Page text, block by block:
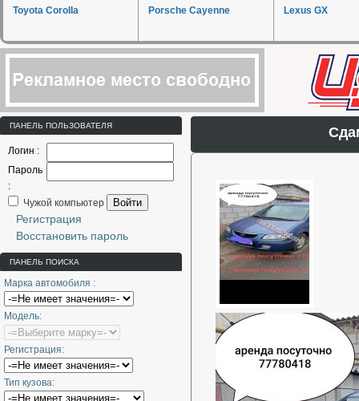
Toyota Corolla Porsche Cayenne Lexus GX
ПАНЕЛЬ ПОЛЬЗОВАТЕЛЯ
Логин :
Пароль
:
Чужой компьютер
Войти
Регистрация
Восстановить пароль
ПАНЕЛЬ ПОИСКА
Марка автомобиля :
Модель:
Регистрация:
Тип кузова: